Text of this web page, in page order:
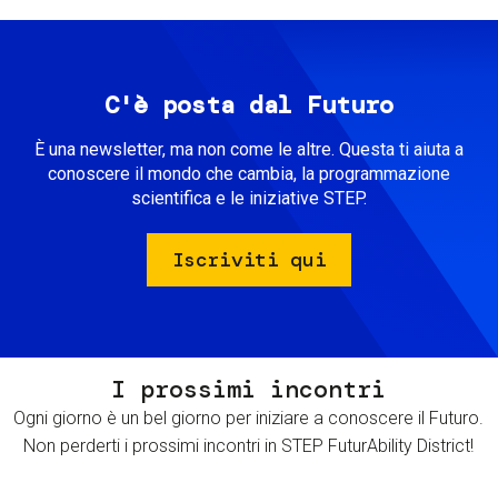
C'è posta dal Futuro
È una newsletter, ma non come le altre. Questa ti aiuta a
conoscere il mondo che cambia, la programmazione
scientifica e le iniziative STEP.
Iscriviti qui
I prossimi incontri
Ogni giorno è un bel giorno per iniziare a conoscere il Futuro.
Non perderti i prossimi incontri in STEP FuturAbility District!